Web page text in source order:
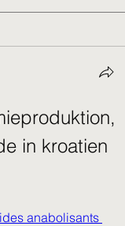
in kroatien
anabolisants